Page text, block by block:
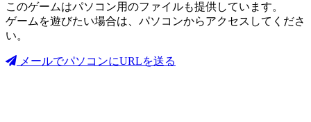
このゲームはパソコン用のファイルも提供しています。
ゲームを遊びたい場合は、パソコンからアクセスしてくださ
い。
メールでパソコンにURLを送る